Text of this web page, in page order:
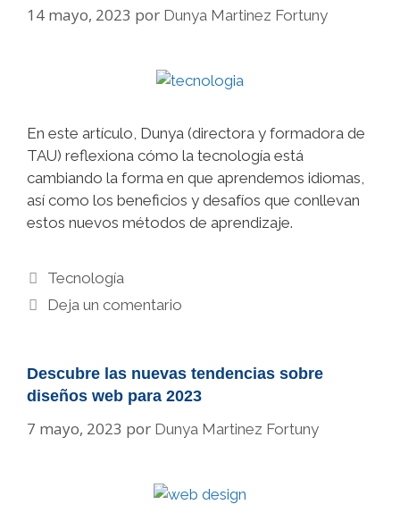
14 mayo, 2023 por Dunya Martinez Fortuny
En este artículo, Dunya (directora y formadora de
TAU) reflexiona cómo la tecnología está
cambiando la forma en que aprendemos idiomas,
así como los beneficios y desafíos que conllevan
estos nuevos métodos de aprendizaje.
Categorías
Tecnología
Deja un comentario
Descubre las nuevas tendencias sobre
diseños web para 2023
7 mayo, 2023 por Dunya Martinez Fortuny